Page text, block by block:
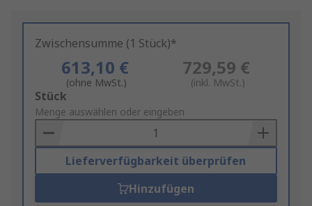
Zwischensumme (1 Stück)*
613,10 €
(ohne MwSt.)
729,59 €
(inkl. MwSt.)
Add
to
Basket
Stück
Menge auswählen oder eingeben
Lieferverfügbarkeit überprüfen
Hinzufügen